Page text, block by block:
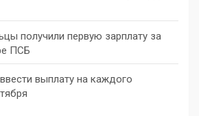
получили первую зарплату за
ПСБ
выплату на каждого